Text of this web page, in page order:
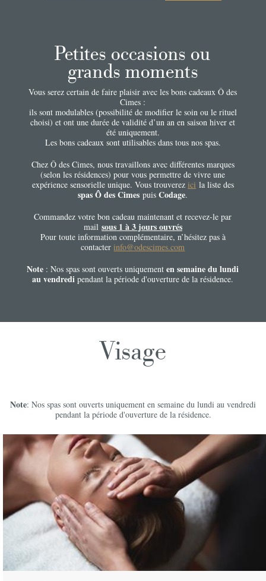
Petites occasions ou
grands moments
Vous serez certain de faire plaisir avec les bons cadeaux Ô des
Cimes :
ils sont modulables (possibilité de modifier le soin ou le rituel
choisi) et ont une durée de validité d’un an en saison hiver et
été uniquement.
Les bons cadeaux sont utilisables dans tous nos spas.
Chez Ô des Cimes, nous travaillons avec différentes marques
(selon les résidences) pour vous permettre de vivre une
expérience sensorielle unique. Vous trouverez ici la liste des
spas Ô des Cimes puisCodage.
Commandez votre bon cadeau maintenant et recevez-le par
mail sous 1 à 3 jours ouvrés
Pour toute information complémentaire, n’hésitez pas à
contacter info@odescimes.com
Note : Nos spas sont ouverts uniquementen semaine du lundi
au vendredi pendant la période d'ouverture de la résidence.
Visage
Note: Nos spas sont ouverts uniquement en semaine du lundi au vendredi
pendant la période d'ouverture de la résidence.